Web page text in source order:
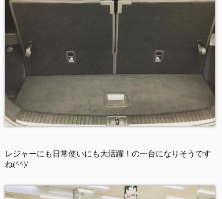
レジャーにも日常使いにも大活躍！の一台になりそうです
ね(^^)/